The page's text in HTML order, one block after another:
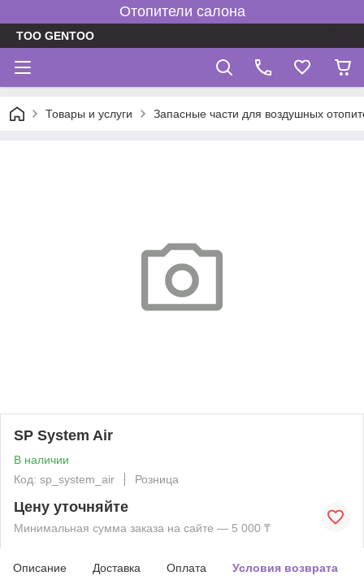
Отопители салона
TOO GENTOO
Товары и услуги Запасные части для воздушных
SP System Air
В наличии
Код: sp_system_air
Розница
Цену уточняйте
Минимальная сумма заказа на сайте — 5 000 ₸
Описание Доставка Оплата Условия возврата